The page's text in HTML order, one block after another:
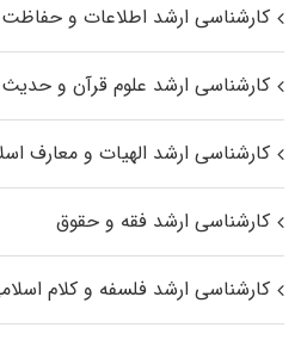
کارشناسی ارشد اطلاعات و
کارشناسی ارشد علوم قرآن و حدیث
کارشناسی ارشد الهیات و
کارشناسی ارشد فقه و حقوق
کارشناسی ارشد فلسفه و کلام